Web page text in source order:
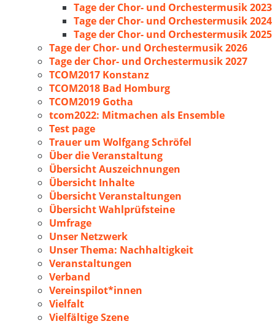
Tage der Chor- und Orchestermusik 2023
Tage der Chor- und Orchestermusik 2024
Tage der Chor- und Orchestermusik 2025
Tage der Chor- und Orchestermusik 2026
Tage der Chor- und Orchestermusik 2027
TCOM2017 Konstanz
TCOM2018 Bad Homburg
TCOM2019 Gotha
tcom2022: Mitmachen als Ensemble
Test page
Trauer um Wolfgang Schröfel
Über die Veranstaltung
Übersicht Auszeichnungen
Übersicht Inhalte
Übersicht Veranstaltungen
Übersicht Wahlprüfsteine
Umfrage
Unser Netzwerk
Unser Thema: Nachhaltigkeit
Veranstaltungen
Verband
Vereinspilot*innen
Vielfalt
Vielfältige Szene